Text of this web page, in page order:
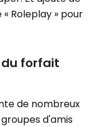
Roleplay » pour
forfait
de nombreux
d'amis